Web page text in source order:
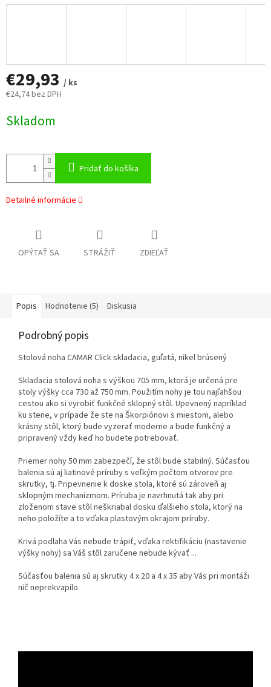
€29,93 / ks
€24,74 bez DPH
cena:
Skladom
Pridať do košíka
Detailné informácie
OPÝTAŤ SA STRÁŽIŤ ZDIEĽAŤ
Popis Hodnotenie (5) Diskusia
Podrobný popis
Stolová noha CAMAR Click skladacia, guľatá, nikel brúsený
Skladacia stolová noha s výškou 705 mm, ktorá je určená pre
stoly výšky cca 730 až 750 mm. Použitím nohy je tou najľahšou
cestou ako si vyrobiť funkčné sklopný stôl. Upevnený napríklad
ku stene, v prípade že ste na Škorpiónovi s miestom, alebo
krásny stôl, ktorý bude vyzerať moderne a bude funkčný a
pripravený vždy keď ho budete potrebovať.
Priemer nohy 50 mm zabezpečí, že stôl bude stabilný. Súčasťou
balenia sú aj liatinové príruby s veľkým počtom otvorov pre
skrutky, tj. Pripevnenie k doske stola, ktoré sú zároveň aj
sklopným mechanizmom. Príruba je navrhnutá tak aby pri
zloženom stave stôl neškriabal dosku ďalšieho stola, ktorý na
neho položíte a to vďaka plastovým okrajom príruby.
Krivá podlaha Vás nebude trápiť, vďaka rektifikáciu (nastavenie
výšky nohy) sa Váš stôl zaručene nebude kývať ...
Súčasťou balenia sú aj skrutky 4 x 20 a 4 x 35 aby Vás pri montáži
nič neprekvapilo.